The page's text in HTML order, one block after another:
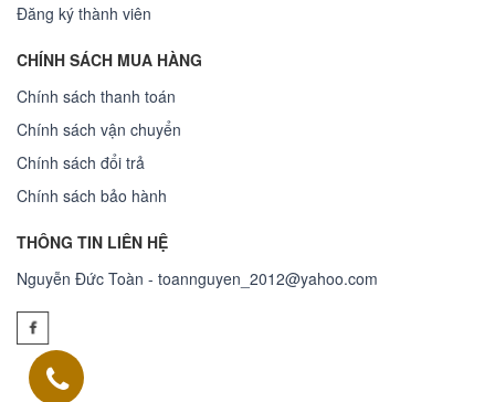
Đăng ký thành viên
CHÍNH SÁCH MUA HÀNG
Chính sách thanh toán
Chính sách vận chuyển
Chính sách đổi trả
Chính sách bảo hành
THÔNG TIN LIÊN HỆ
Nguyễn Đức Toàn - toannguyen_2012@yahoo.com